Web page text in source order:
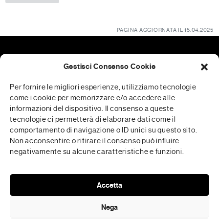
Gestisci Consenso Cookie
Per fornire le migliori esperienze, utilizziamo tecnologie
come i cookie per memorizzare e/o accedere alle
informazioni del dispositivo. Il consenso a queste
tecnologie ci permetterà di elaborare dati come il
comportamento di navigazione o ID unici su questo sito.
Non acconsentire o ritirare il consenso può influire
negativamente su alcune caratteristiche e funzioni.
Accetta
Nega
PAGINA AGGIORNATA IL 15.04.2025
Patrocini
RFP è realizzata in collaborazione con
Media Partner